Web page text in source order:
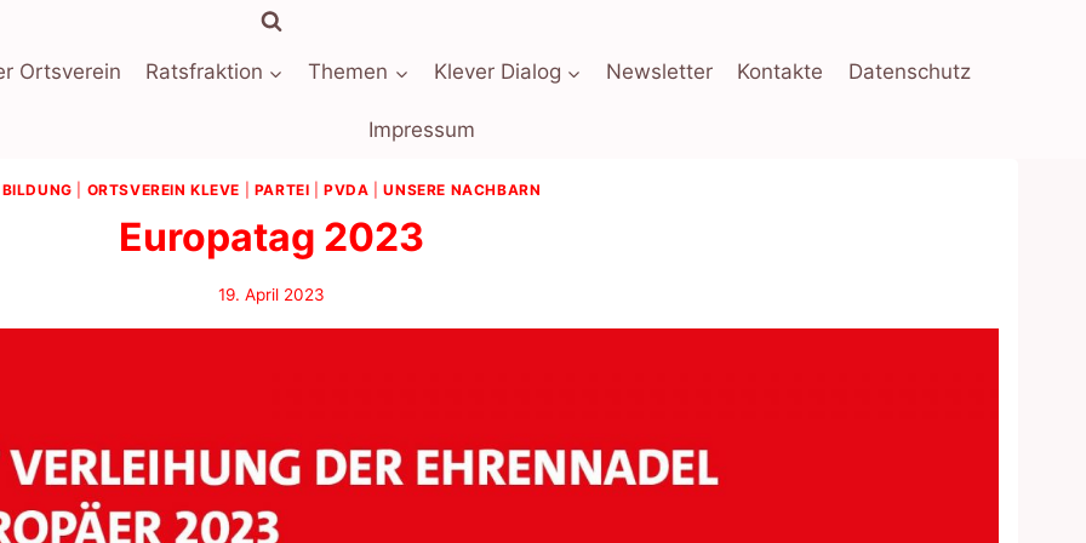
Ortsverein Ratsfraktion Themen Klever Dialog Newsletter Kontakte Datenschutz
Impressum
BILDUNG ORTSVEREIN KLEVE PARTEI |PVDA |UNSERE NACHBARN
Europatag 2023
19. April 2023